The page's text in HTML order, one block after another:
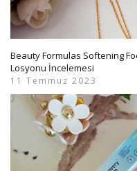
Beauty Formulas Softening
Losyonu İncelemesi
11 Temmuz 2023